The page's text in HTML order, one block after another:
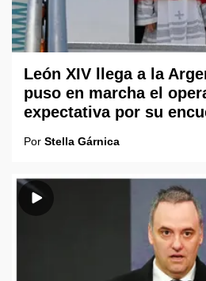
León XIV llega a la
puso en marcha el
expectativa por su
Por Stella Gárnica